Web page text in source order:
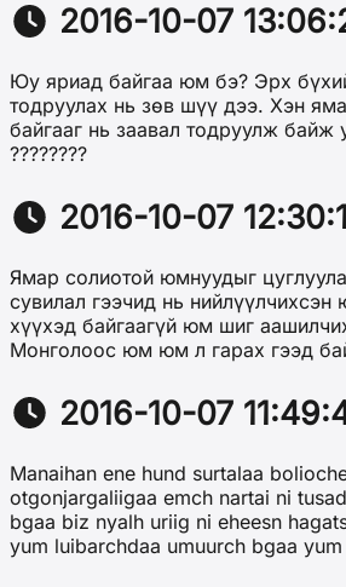
2016-10-07
Юу яриад байгаа юм бэ? Эрх
тодруулах нь зөв шүү дээ. Хэн
байгааг нь заавал тодруулж байж
????????
2016-10-07
Ямар солиотой юмнуудыг
сувилал гээчид нь
хүүхэд байгаагүй юм шиг
Монголоос юм юм л гарах гээд
2016-10-07
Manaihan ene hund surtalaa
otgonjargaliigaa emch nartai ni
bgaa biz nyalh uriig ni eheesn
yum luibarchdaa umuurch bgaa